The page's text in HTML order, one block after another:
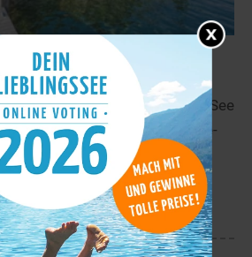
in Seenähe
und Ferienhäuser am See
für den nächsten See-